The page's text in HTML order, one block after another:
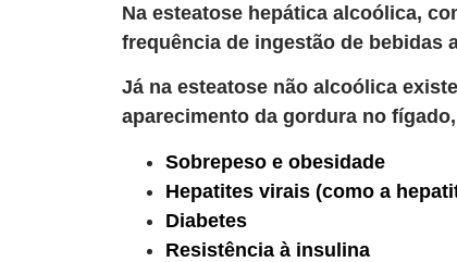
Na esteatose hepática alcoólica,
frequência de ingestão de bebidas
Já na esteatose não alcoólica
aparecimento da gordura no
Sobrepeso e obesidade
Hepatites virais (como a
Diabetes
Resistência à insulina